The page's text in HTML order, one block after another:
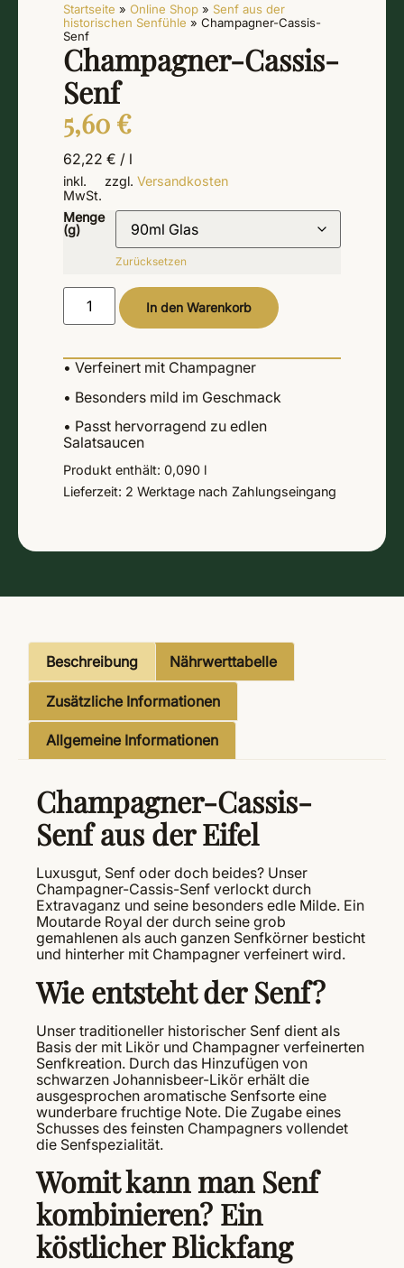
Startseite » Online Shop » Senf aus der
historischen Senfühle » Champagner-Cassis-
Senf
Champagner-Cassis-
Senf
5,60 €
62,22 € / l
inkl.
MwSt.
zzgl.Versandkosten
Menge
(g)
Zurücksetzen
In den Warenkorb
• Verfeinert mit Champagner
• Besonders mild im Geschmack
• Passt hervorragend zu edlen
Salatsaucen
Produkt enthält: 0,090 l
Lieferzeit: 2 Werktage nach Zahlungseingang
Beschreibung Nährwerttabelle
Zusätzliche Informationen
Allgemeine Informationen
Champagner-Cassis-
Senf aus der Eifel
Luxusgut, Senf oder doch beides? Unser
Champagner-Cassis-Senf verlockt durch
Extravaganz und seine besonders edle Milde. Ein
Moutarde Royal der durch seine grob
gemahlenen als auch ganzen Senfkörner besticht
und hinterher mit Champagner verfeinert wird.
Wie entsteht der Senf?
Unser traditioneller historischer Senf dient als
Basis der mit Likör und Champagner verfeinerten
Senfkreation. Durch das Hinzufügen von
schwarzen Johannisbeer-Likör erhält die
ausgesprochen aromatische Senfsorte eine
wunderbare fruchtige Note. Die Zugabe eines
Schusses des feinsten Champagners vollendet
die Senfspezialität.
Womit kann man Senf
kombinieren? Ein
köstlicher Blickfang